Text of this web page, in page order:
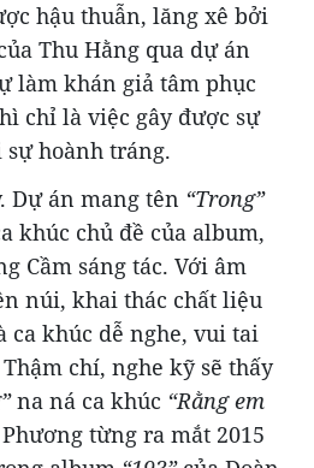
hậu thuẫn, lăng xê bởi
Thu Hằng qua dự án
làm khán giả tâm phục
chỉ là việc gây được sự
hoành tráng.
Dự án mang tên “Trong”
khúc chủ đề của album,
Cầm sáng tác. Với âm
núi, khai thác chất liệu
ca khúc dễ nghe, vui tai
chí, nghe kỹ sẽ thấy
na ná ca khúc “Rằng em
từng ra mắt 2015